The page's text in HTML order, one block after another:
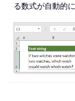
る数式が自動的